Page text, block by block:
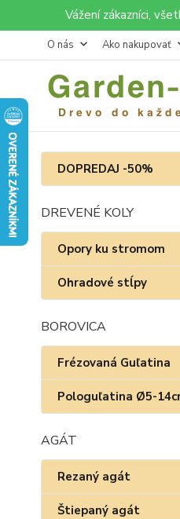
Vážení zákazníci,
O nás Ako nakupovať
DOPREDAJ -50%
DREVENÉ KOLY
Opory ku stromom
Ohradové stĺpy
BOROVICA
Frézovaná Guľatina
Pologuľatina Ø5-
AGÁT
Rezaný agát
Štiepaný agát